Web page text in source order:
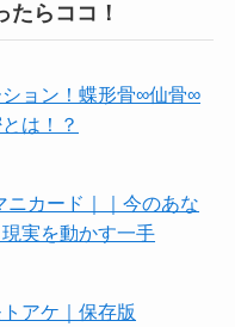
たらココ！
ョン！蝶形骨∞仙骨∞
は！？
ニカード｜｜今のあな
実を動かす一手
アケ｜保存版